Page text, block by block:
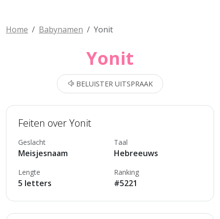
Home Babynamen Yonit
Yonit
BELUISTER UITSPRAAK
Feiten over Yonit
Geslacht
Meisjesnaam
Taal
Hebreeuws
Lengte
5 letters
Ranking
#5221